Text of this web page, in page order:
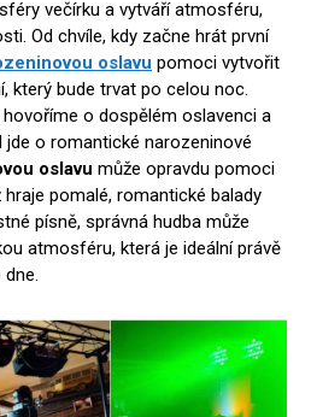
večírku a vytváří atmosféru,
Od chvíle, kdy začne hrát první
oslavu pomoci vytvořit
který bude trvat po celou noc.
o dospělém oslavenci a
jde o romantické narozeninové
oslavu může opravdu pomoci
pomalé, romantické balady
písně, správná hudba může
atmosféru, která je ideální právě